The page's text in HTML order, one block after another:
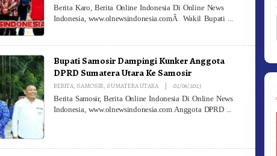
Berita Karo, Berita Online Indonesia Di Online News
Indonesia, www.olnewsindonesia.comÂ Wakil Bupati
Bupati Samosir Dampingi Kunker Anggota
DPRD Sumatera Utara Ke Samosir
BERITA, SAMOSIR, SUMATERA UTARA | 02/06/2023
Berita Samosir, Berita Online Indonesia Di Online News
Indonesia, www.olnewsindonesia.com Anggota DPRD